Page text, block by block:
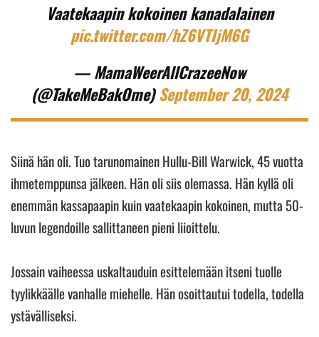
Vaatekaapin kokoinen kanadalainen
pic.twitter.com/hZ6VTIjM6G
— MamaWeerAllCrazeeNow
(@TakeMeBakOme)September 20, 2024
Siinä hän oli. Tuo tarunomainen Hullu-Bill Warwick, 45 vuotta
ihmetemppunsa jälkeen. Hän oli siis olemassa. Hän kyllä oli
enemmän kassapaapin kuin vaatekaapin kokoinen, mutta 50-
luvun legendoille sallittaneen pieni liioittelu.
Jossain vaiheessa uskaltauduin esittelemään itseni tuolle
tyylikkäälle vanhalle miehelle. Hän osoittautui todella, todella
ystävälliseksi.